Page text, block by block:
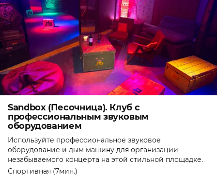
Sandbox (Песочница). Клуб с
профессиональным звуковым
оборудованием
Используйте профессиональное звуковое
оборудование и дым машину для организации
незабываемого концерта на этой стильной площадке.
Спортивная (7мин.)